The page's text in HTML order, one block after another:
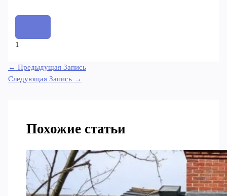
1
← Предыдущая Запись
Следующая Запись →
Похожие статьи